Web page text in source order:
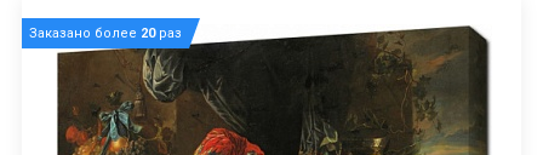
Заказано более 20раз